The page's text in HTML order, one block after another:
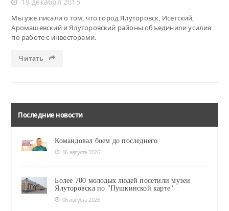
Мы уже писали о том, что город Ялуторовск, Исетский,
Аромашевский и Ялуторовский районы объединили усилия
по работе с инвесторами.
Читать
Последние новости
Командовал боем до последнего
06 августа 2026
Более 700 молодых людей посетили музеи
Ялуторовска по "Пушкинской карте"
06 августа 2026